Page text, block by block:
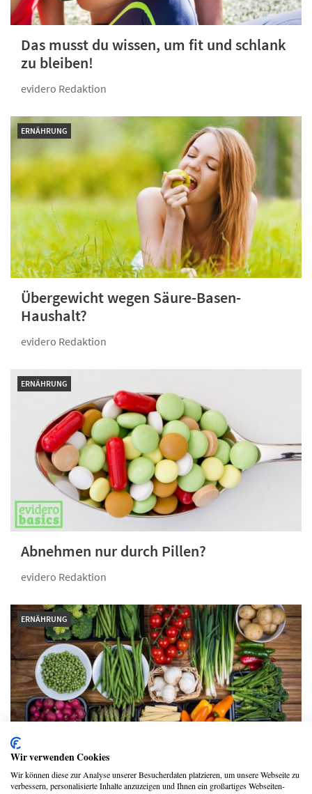
Das musst du wissen, um fit und schlank
zu bleiben!
evidero Redaktion
ERNÄHRUNG
Übergewicht wegen Säure-Basen-
Haushalt?
evidero Redaktion
ERNÄHRUNG
Abnehmen nur durch Pillen?
evidero Redaktion
ERNÄHRUNG
Das Trennen von Kohlenhydraten und
Wir verwenden Cookies
Wir können diese zur Analyse unserer Besucherdaten platzieren, um unsere Webseite zu
verbessern, personalisierte Inhalte anzuzeigen und Ihnen ein großartiges Webseiten-